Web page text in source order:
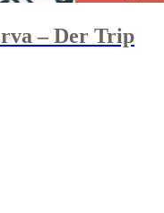
– Der Trip